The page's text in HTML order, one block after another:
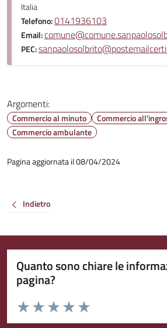
Italia
Telefono:0141936103
Email:
PEC:
Argomenti:
Commercio al minuto
Commercio
Commercio ambulante
Pagina aggiornata il 08/04/2024
Indietro
Quanto sono chiare le
pagina?
Valuta da 1 a 5 stelle la pagina
Valuta 5 stelle su 5
Valuta 4 stelle su 5
Valuta 3 stelle su 5
Valuta 2 stelle su 5
Valuta 1 stelle su 5